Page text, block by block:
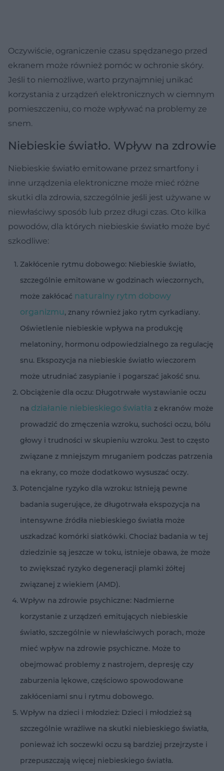
Oczywiście, ograniczenie czasu spędzanego przed
ekranem może również pomóc w ochronie skóry.
Jeśli to niemożliwe, warto przynajmniej unikać
korzystania z urządzeń elektronicznych w ciemnym
pomieszczeniu, co może wpływać na problemy ze
snem.
Niebieskie światło. Wpływ na zdrowie
Niebieskie światło emitowane przez smartfony i
inne urządzenia elektroniczne może mieć różne
skutki dla zdrowia, szczególnie jeśli jest używane w
niewłaściwy sposób lub przez długi czas. Oto kilka
powodów, dla których niebieskie światło może być
szkodliwe:
Zakłócenie rytmu dobowego: Niebieskie światło,
szczególnie emitowane w godzinach wieczornych,
może zakłócać naturalny rytm dobowy
organizmu, znany również jako rytm cyrkadiany.
Oświetlenie niebieskie wpływa na produkcję
melatoniny, hormonu odpowiedzialnego za regulację
snu. Ekspozycja na niebieskie światło wieczorem
może utrudniać zasypianie i pogarszać jakość snu.
Obciążenie dla oczu: Długotrwałe wystawianie oczu
na działanie niebieskiego światła z ekranów może
prowadzić do zmęczenia wzroku, suchości oczu, bólu
głowy i trudności w skupieniu wzroku. Jest to często
związane z mniejszym mruganiem podczas patrzenia
na ekrany, co może dodatkowo wysuszać oczy.
Potencjalne ryzyko dla wzroku: Istnieją pewne
badania sugerujące, że długotrwała ekspozycja na
intensywne źródła niebieskiego światła może
uszkadzać komórki siatkówki. Chociaż badania w tej
dziedzinie są jeszcze w toku, istnieje obawa, że może
to zwiększać ryzyko degeneracji plamki żółtej
związanej z wiekiem (AMD).
Wpływ na zdrowie psychiczne: Nadmierne
korzystanie z urządzeń emitujących niebieskie
światło, szczególnie w niewłaściwych porach, może
mieć wpływ na zdrowie psychiczne. Może to
obejmować problemy z nastrojem, depresję czy
zaburzenia lękowe, częściowo spowodowane
zakłóceniami snu i rytmu dobowego.
Wpływ na dzieci i młodzież: Dzieci i młodzież są
szczególnie wrażliwe na skutki niebieskiego światła,
ponieważ ich soczewki oczu są bardziej przejrzyste i
przepuszczają więcej niebieskiego światła.